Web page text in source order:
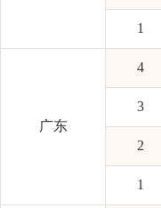
1
广东
4
3
2
1